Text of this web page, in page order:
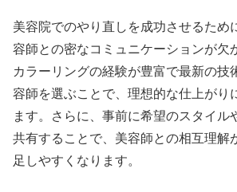
美容院でのやり直しを成功させるため
容師との密なコミュニケーションが欠
カラーリングの経験が豊富で最新の技
容師を選ぶことで、理想的な仕上がり
ます。さらに、事前に希望のスタイル
共有することで、美容師との相互理解
足しやすくなります。